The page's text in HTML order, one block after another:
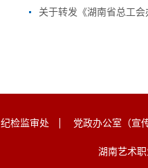
关于转发《湖南省总工
纪检监审处 党政办公室（宣
湖南艺术